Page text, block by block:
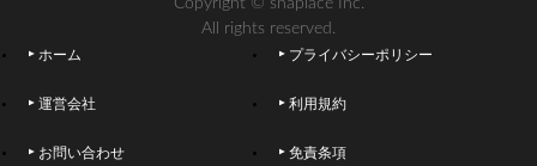
All rights reserved.
ホーム プライバシーポリシー
運営会社 利用規約
お問い合わせ 免責条項